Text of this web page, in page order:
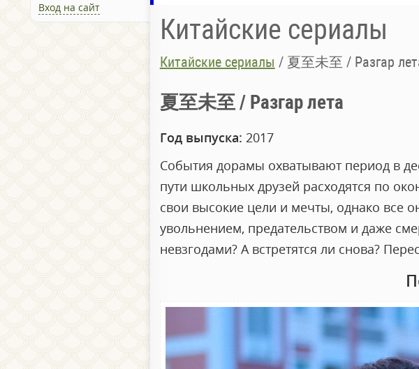
Вход на сайт
Китайские сериалы
Китайские сериалы / 夏至未至 / Разгар
夏至未至 / Разгар лета
Год выпуска: 2017
События дорамы охватывают период в
пути школьных друзей расходятся по
свои высокие цели и мечты, однако все
увольнением, предательством и даже
невзгодами? А встретятся ли снова?